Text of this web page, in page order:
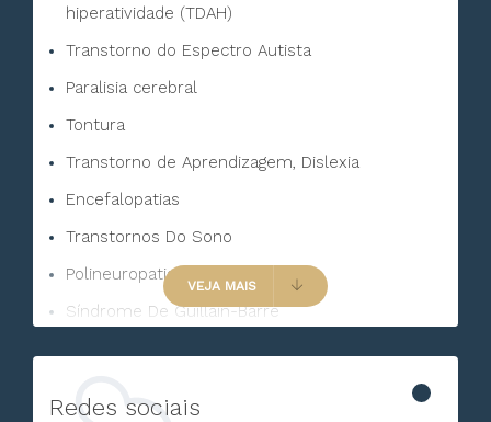
hiperatividade (TDAH)
Transtorno do Espectro Autista
Paralisia cerebral
Tontura
Transtorno de Aprendizagem, Dislexia
Encefalopatias
Transtornos Do Sono
Polineuropatias
Síndrome De Guillain-Barré
VEJA MAIS
Redes sociais